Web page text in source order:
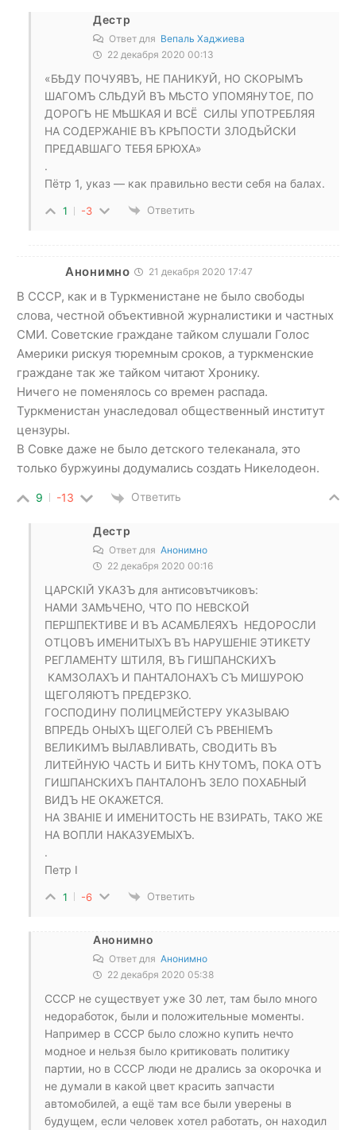
Дестр
Ответ для Вепаль Хаджиева
22 декабря 2020 00:13
«БѢДУ ПОЧУЯВЪ, НЕ ПАНИКУЙ, НО СКОРЫМЪ
ШАГОМЪ СЛѢДУЙ ВЪ МѢСТО УПОМЯНУТОЕ, ПО
ДОРОГѢ НЕ МѢШКАЯ И ВСЁ ​ СИЛЫ УПОТРЕБЛЯЯ
НА СОДЕРЖАНІЕ ВЪ КРѢПОСТИ ЗЛОДѢЙСКИ
ПРЕДАВШАГО ТЕБЯ БРЮХА»
.
Пётр 1, указ — как правильно вести себя на балах.
1 -3 Ответить
Анонимно 21 декабря 2020 17:47
В СССР, как и в Туркменистане не было свободы
слова, честной объективной журналистики и частных
СМИ. Советские граждане тайком слушали Голос
Америки рискуя тюремным сроков, а туркменские
граждане так же тайком читают Хронику.
Ничего не поменялось со времен распада.
Туркменистан унаследовал общественный институт
цензуры.
В Совке даже не было детского телеканала, это
только буржуины додумались создать Никелодеон.
9 -13 Ответить
Дестр
Ответ для Анонимно
22 декабря 2020 00:16
ЦАРСКIЙ УКАЗЪ для антисовътчиковъ:
НАМИ ЗАМѢЧЕНО, ЧТО ПО НЕВСКОЙ
ПЕРШПЕКТИВЕ​ И ВЪ АСАМБЛЕЯХЪ ​ НЕДОРОСЛИ
ОТЦОВЪ ИМЕНИТЫХЪ ВЪ НАРУШЕНІЕ ЭТИКЕТУ
РЕГЛАМЕНТУ ШТИЛЯ, ВЪ ГИШПАНСКИХЪ
​ КАМЗОЛАХЪ И ПАНТАЛОНАХЪ СЪ МИШУРОЮ
ЩЕГОЛЯЮТЪ ​ПРЕДЕРЗКО.
ГОСПОДИНУ ПОЛИЦМЕЙСТЕРУ УКАЗЫВАЮ
ВПРЕДЬ ОНЫХЪ ЩЕГОЛЕЙ СЪ РВЕНІЕМЪ
ВЕЛИКИМЪ ВЫЛАВЛИВАТЬ, СВОДИТЬ ВЪ
ЛИТЕЙНУЮ ЧАСТЬ И БИТЬ КНУТОМЪ, ПОКА ОТЪ ​
ГИШПАНСКИХЪ​ ПАНТАЛОНЪ ЗЕЛО​ ПОХАБНЫЙ
ВИДЪ НЕ ОКАЖЕТСЯ.
НА ЗВАНІЕ И ИМЕНИТОСТЬ НЕ ВЗИРАТЬ, ТАКО ЖЕ
НА ВОПЛИ НАКАЗУЕМЫХЪ.
.
Петр I
1 -6 Ответить
Анонимно
Ответ для Анонимно
22 декабря 2020 05:38
СССР не существует уже 30 лет, там было много
недоработок, были и положительные моменты.
Например в СССР было сложно купить нечто
модное и нельзя было критиковать политику
партии, но в СССР люди не дрались за окорочка и
не думали в какой цвет красить запчасти
автомобилей, а ещё там все были уверены в
будущем, если человек хотел работать, он находил